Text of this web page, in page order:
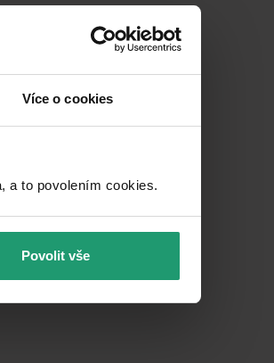
Více o cookies
a to povolením cookies.​
Povolit vše